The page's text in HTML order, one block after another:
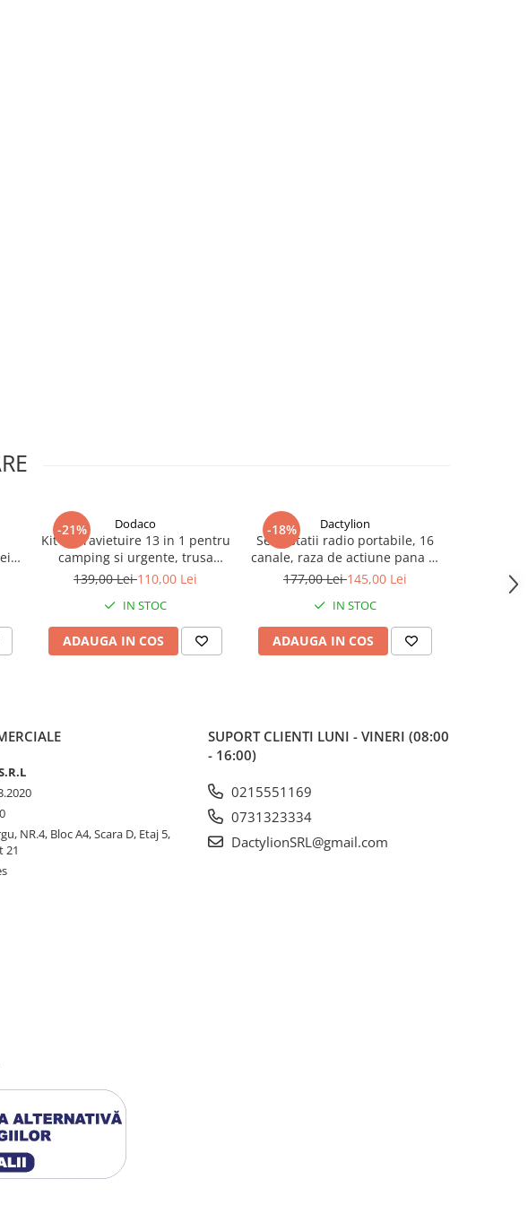
-21% Dodaco
Kit supravietuire 13 in 1 pentru
camping si urgente, trusa
compacta cu busola, lanterna,
outdoor
139,00 Lei110,00 Lei
IN STOC
ADAUGA IN COS
-18% Dactylion
Set 2 statii radio portabile, 16
canale, raza de actiune pana la
8 km, frecventa 400-470 MHz,
incarcatoare incluse, negru
177,00 Lei145,00 Lei
IN STOC
ADAUGA IN COS
metalica,
NR.4, Bloc A4, Scara D, Etaj 5,
21
SUPORT CLIENTI LUNI - VINERI (08:00
- 16:00)
0215551169
0731323334
DactylionSRL@gmail.com